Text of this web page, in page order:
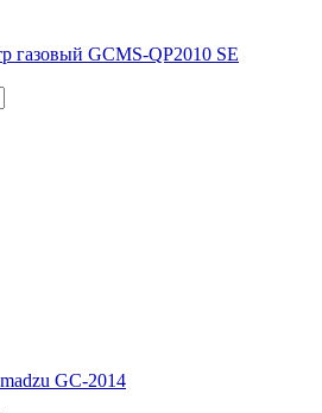
газовый GCMS-QP2010 SE
GC-2014